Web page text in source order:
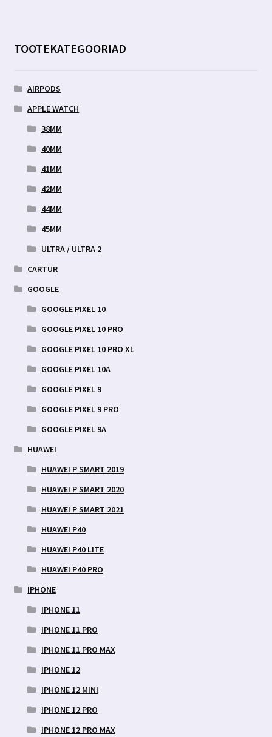
TOOTEKATEGOORIAD
AIRPODS
APPLE WATCH
38MM
40MM
41MM
42MM
44MM
45MM
ULTRA / ULTRA 2
CARTUR
GOOGLE
GOOGLE PIXEL 10
GOOGLE PIXEL 10 PRO
GOOGLE PIXEL 10 PRO XL
GOOGLE PIXEL 10A
GOOGLE PIXEL 9
GOOGLE PIXEL 9 PRO
GOOGLE PIXEL 9A
HUAWEI
HUAWEI P SMART 2019
HUAWEI P SMART 2020
HUAWEI P SMART 2021
HUAWEI P40
HUAWEI P40 LITE
HUAWEI P40 PRO
IPHONE
IPHONE 11
IPHONE 11 PRO
IPHONE 11 PRO MAX
IPHONE 12
IPHONE 12 MINI
IPHONE 12 PRO
IPHONE 12 PRO MAX